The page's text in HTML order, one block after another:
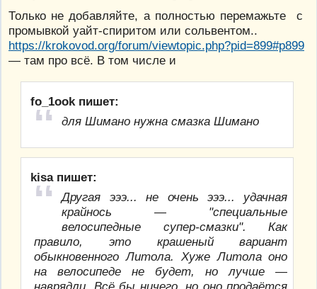
Только не добавляйте, а полностью перемажьте с
промывкой уайт-спиритом или сольвентом..
https://krokovod.org/forum/viewtopic.php?pid=899#p899
— там про всё. В том числе и
fo_1ook пишет:
для Шимано нужна смазка Шимано
kisa пишет:
Другая эээ... не очень эээ... удачная
крайнось — "специальные
велосипедные супер-смазки". Как
правило, это крашеный вариант
обыкновенного Литола. Хуже Литола оно
на велосипеде не будет, но лучше —
наврядли. Всё бы ничего, но оно продаётся